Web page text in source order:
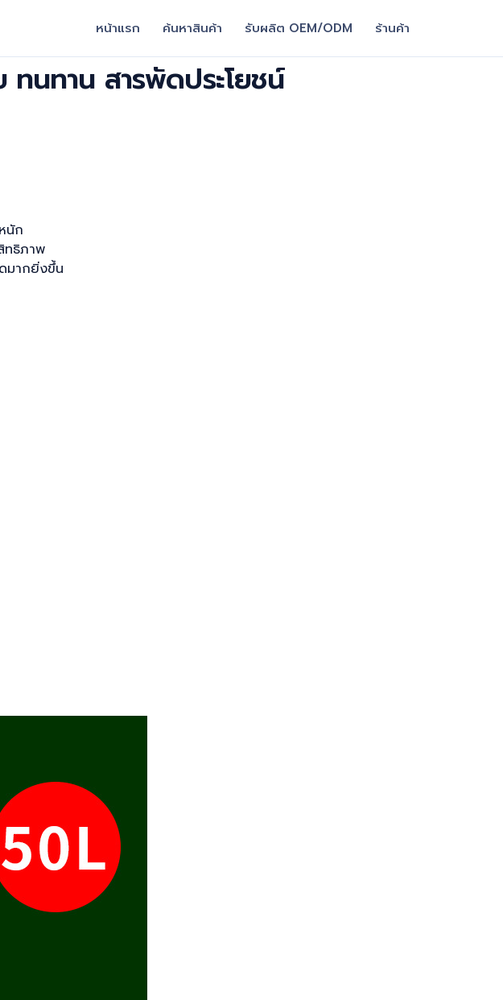
หน้าแรก ค้นหาสินค้า รับผลิต OEM/ODM ร้านค้า
ทนทาน สารพัดประโยชน์
นัก
ทธิภาพ
มากยิ่งขึ้น